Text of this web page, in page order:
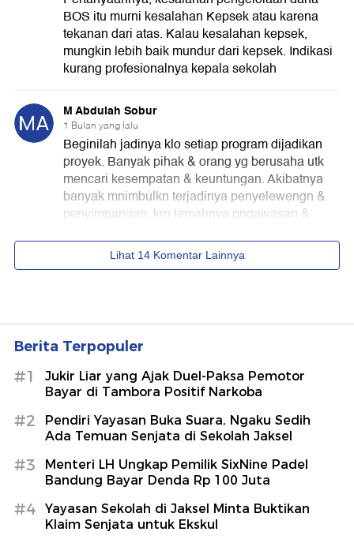
Berita Terpopuler
#1
Jukir Liar yang Ajak Duel-Paksa Pemotor
Bayar di Tambora Positif Narkoba
#2
Pendiri Yayasan Buka Suara, Ngaku Sedih
Ada Temuan Senjata di Sekolah Jaksel
#3
Menteri LH Ungkap Pemilik SixNine Padel
Bandung Bayar Denda Rp 100 Juta
#4
Yayasan Sekolah di Jaksel Minta Buktikan
Klaim Senjata untuk Ekskul